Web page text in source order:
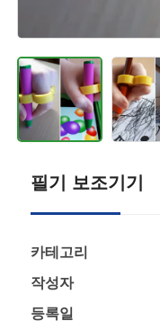
필기 보조기기
카테고리
작성자
등록일